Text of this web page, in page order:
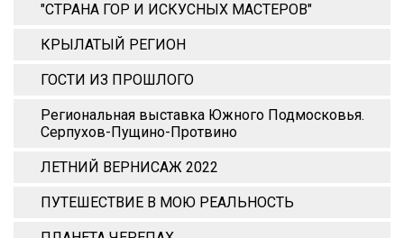
"СТРАНА ГОР И ИСКУСНЫХ МАСТЕРОВ"
КРЫЛАТЫЙ РЕГИОН
ГОСТИ ИЗ ПРОШЛОГО
Региональная выставка Южного Подмосковья.
Серпухов-Пущино-Протвино
ЛЕТНИЙ ВЕРНИСАЖ 2022
ПУТЕШЕСТВИЕ В МОЮ РЕАЛЬНОСТЬ